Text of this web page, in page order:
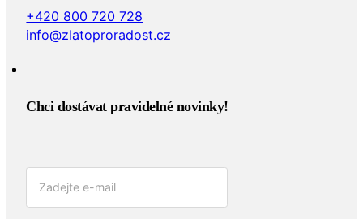
+420 800 720 728
info@zlatoproradost.cz
Chci dostávat pravidelné novinky!​